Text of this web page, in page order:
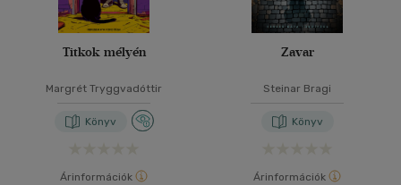
Titkok mélyén
Margrét Tryggvadóttir
Könyv
Árinformációk
Zavar
Steinar Bragi
Könyv
Árinformációk